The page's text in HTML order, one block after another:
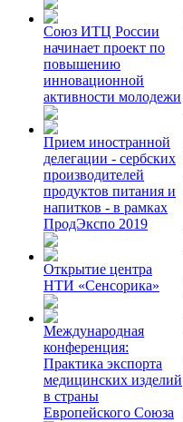
Союз ИТЦ России
начинает проект по
повышению
инновационной
активности молодежи
Прием иностранной
делегации - сербских
производителей
продуктов питания и
напитков - в рамках
ПродЭкспо 2019
Открытие центра
НТИ «Сенсорика»
Международная
конференция:
Практика экспорта
медицинских изделий
в страны
Европейского Союза